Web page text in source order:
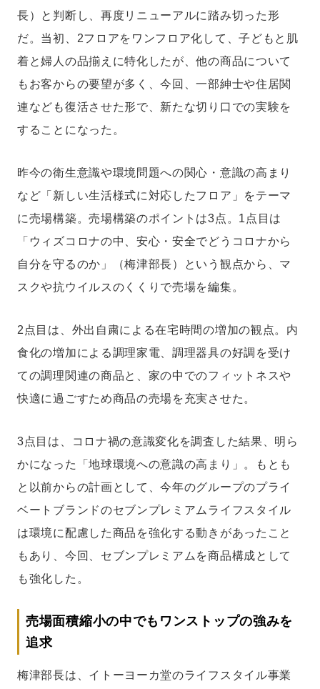
長）と判断し、再度リニューアルに踏み切った形
だ。当初、2フロアをワンフロア化して、子どもと肌
着と婦人の品揃えに特化したが、他の商品について
もお客からの要望が多く、今回、一部紳士や住居関
連なども復活させた形で、新たな切り口での実験を
することになった。
昨今の衛生意識や環境問題への関心・意識の高まり
など「新しい生活様式に対応したフロア」をテーマ
に売場構築。売場構築のポイントは3点。1点目は
「ウィズコロナの中、安心・安全でどうコロナから
自分を守るのか」（梅津部長）という観点から、マ
スクや抗ウイルスのくくりで売場を編集。
2点目は、外出自粛による在宅時間の増加の観点。内
食化の増加による調理家電、調理器具の好調を受け
ての調理関連の商品と、家の中でのフィットネスや
快適に過ごすため商品の売場を充実させた。
3点目は、コロナ禍の意識変化を調査した結果、明ら
かになった「地球環境への意識の高まり」。もとも
と以前からの計画として、今年のグループのプライ
ベートブランドのセブンプレミアムライフスタイル
は環境に配慮した商品を強化する動きがあったこと
もあり、今回、セブンプレミアムを商品構成として
も強化した。
売場面積縮小の中でもワンストップの強みを
追求
梅津部長は、イトーヨーカ堂のライフスタイル事業